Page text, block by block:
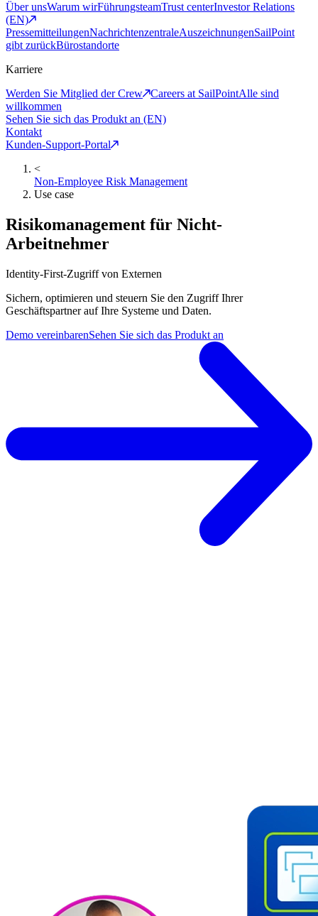
Über unsWarum wirFührungsteamTrust centerInvestor Relations
(EN)
PressemitteilungenNachrichtenzentraleAuszeichnungenSailPoint
gibt zurückBürostandorte
Karriere
Werden Sie Mitglied der Crew
Careers at SailPointAlle sind
willkommen
Sehen Sie sich das Produkt an (EN)
Kontakt
Kunden-Support-Portal
<
Non-Employee Risk Management
Use case
Risikomanagement für Nicht-
Arbeitnehmer
Identity-First-Zugriff von Externen
Sichern, optimieren und steuern Sie den Zugriff Ihrer
Geschäftspartner auf Ihre Systeme und Daten.
Demo vereinbarenSehen Sie sich das Produkt an